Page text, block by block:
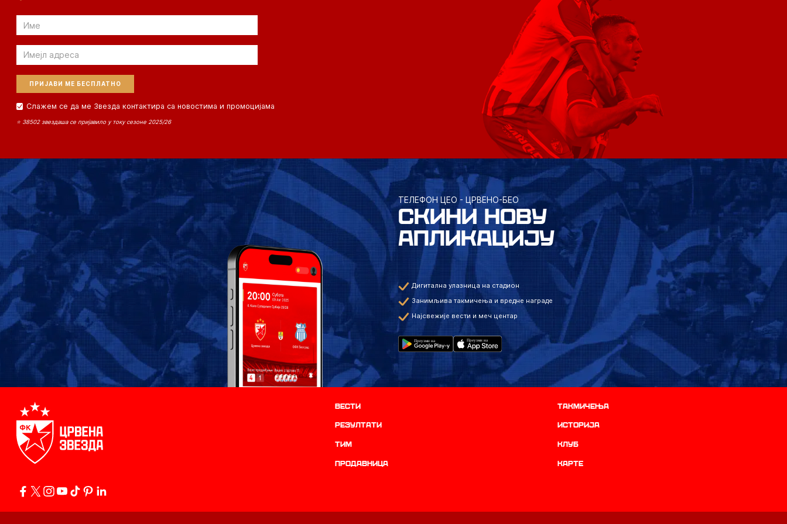
Email
Email
Слажем се да ме Звезда контактира са новостима и промоцијама
⭐ 38502 звездаша се пријавило у току сезоне 2025/26
ТЕЛЕФОН ЦЕО - ЦРВЕНО-БЕО
СКИНИ НОВУ
АПЛИКАЦИЈУ
Дигитална улазница на стадион
Занимљива такмичења и вредне награде
Најсвежије вести и меч центар
Вести Такмичења
резултати историја
ТИМ Клуб
продавница Карте